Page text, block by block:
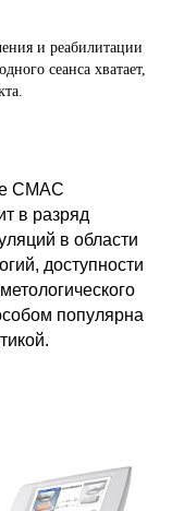
и реабилитации
сеанса хватает,
СМАС
в разряд
в области
доступности
популярна